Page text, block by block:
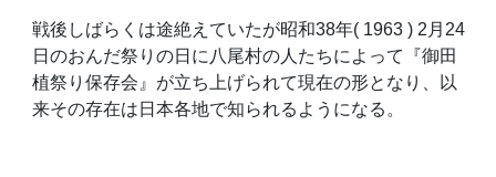
戦後しばらくは途絶えていたが昭和38年( 1963 ) 2 月 24
日 のおんだ祭りの日に八尾村の人たちによって『御田
植祭り保存会』が立ち上げられて現在の形となり、以
来その存在は日本各地で知られるようになる。